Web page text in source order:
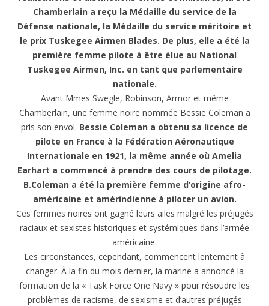
Chamberlain a reçu la Médaille du service de la
Défense nationale, la Médaille du service méritoire et
le prix Tuskegee Airmen Blades. De plus, elle a été la
première femme pilote à être élue au National
Tuskegee Airmen, Inc. en tant que parlementaire
nationale.
Avant Mmes Swegle, Robinson, Armor et même
Chamberlain, une femme noire nommée Bessie Coleman a
pris son envol. Bessie Coleman a obtenu sa licence de
pilote en France à la Fédération Aéronautique
Internationale en 1921, la même année où Amelia
Earhart a commencé à prendre des cours de pilotage.
B.Coleman a été la première femme d’origine afro-
américaine et amérindienne à piloter un avion.
Ces femmes noires ont gagné leurs ailes malgré les préjugés
raciaux et sexistes historiques et systémiques dans l’armée
américaine.
Les circonstances, cependant, commencent lentement à
changer. À la fin du mois dernier, la marine a annoncé la
formation de la « Task Force One Navy » pour résoudre les
problèmes de racisme, de sexisme et d’autres préjugés